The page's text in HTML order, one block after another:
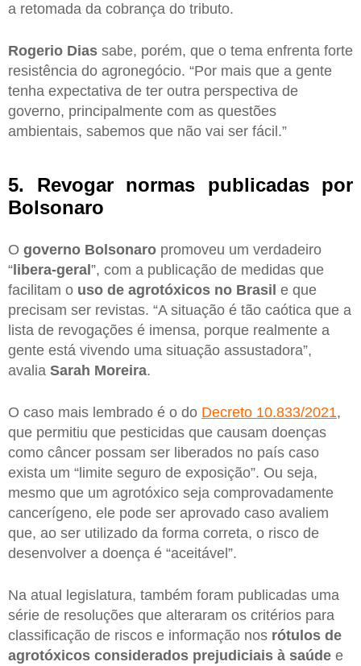
a retomada da cobrança do tributo.
Rogerio Dias sabe, porém, que o tema enfrenta forte
resistência do agronegócio. “Por mais que a gente
tenha expectativa de ter outra perspectiva de
governo, principalmente com as questões
ambientais, sabemos que não vai ser fácil.”
5. Revogar normas publicadas por
Bolsonaro
O governo Bolsonaro promoveu um verdadeiro
“ libera-geral ”, com a publicação de medidas que
facilitam o uso de agrotóxicos no Brasil e que
precisam ser revistas. “A situação é tão caótica que a
lista de revogações é imensa, porque realmente a
gente está vivendo uma situação assustadora”,
avalia Sarah Moreira.
O caso mais lembrado é o do Decreto 10.833/2021,
que permitiu que pesticidas que causam doenças
como câncer possam ser liberados no país caso
exista um “limite seguro de exposição”. Ou seja,
mesmo que um agrotóxico seja comprovadamente
cancerígeno, ele pode ser aprovado caso avaliem
que, ao ser utilizado da forma correta, o risco de
desenvolver a doença é “aceitável”.
Na atual legislatura, também foram publicadas uma
série de resoluções que alteraram os critérios para
classificação de riscos e informação nos rótulos de
agrotóxicos considerados prejudiciais à saúde e